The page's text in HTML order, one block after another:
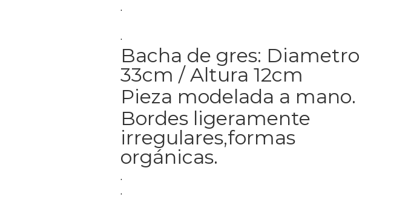
.
.
Bacha de gres: Diametro
33cm / Altura 12cm
Pieza modelada a mano.
Bordes ligeramente
irregulares,formas
orgánicas.
.
.